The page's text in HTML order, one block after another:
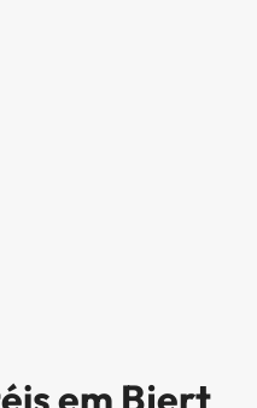
em Bjert